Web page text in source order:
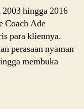
hingga 2016
Coach Ade
para kliennya.
perasaan nyaman
membuka